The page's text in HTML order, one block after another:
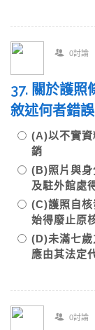
0討論
37. 關於護照
敘述何者錯
(A)以不實資
銷
(B)照片與身
及駐外館處
(C)護照自核
始得廢止原
(D)未滿七歲
應由其法定
0討論